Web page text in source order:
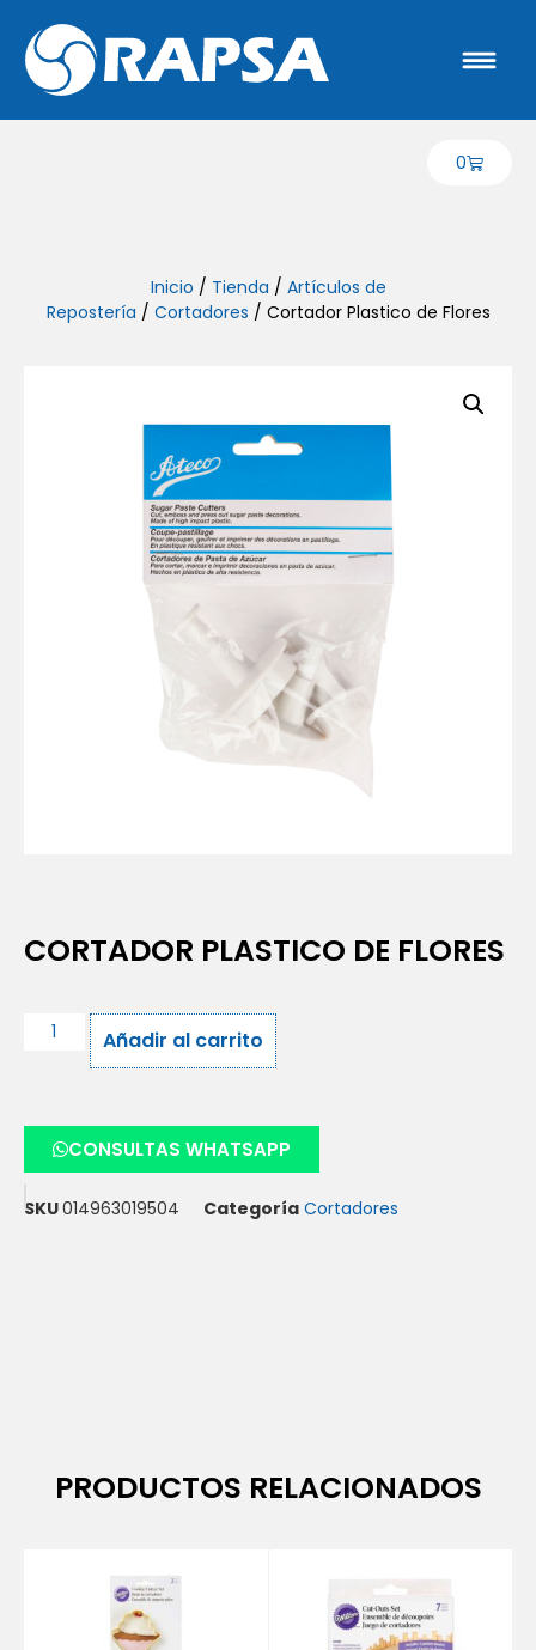
0
Inicio / Tienda / Artículos de
Repostería / Cortadores / Cortador Plastico de Flores
CORTADOR PLASTICO DE FLORES
Añadir al carrito
CONSULTAS WHATSAPP
SKU014963019504 Categoría Cortadores
PRODUCTOS RELACIONADOS